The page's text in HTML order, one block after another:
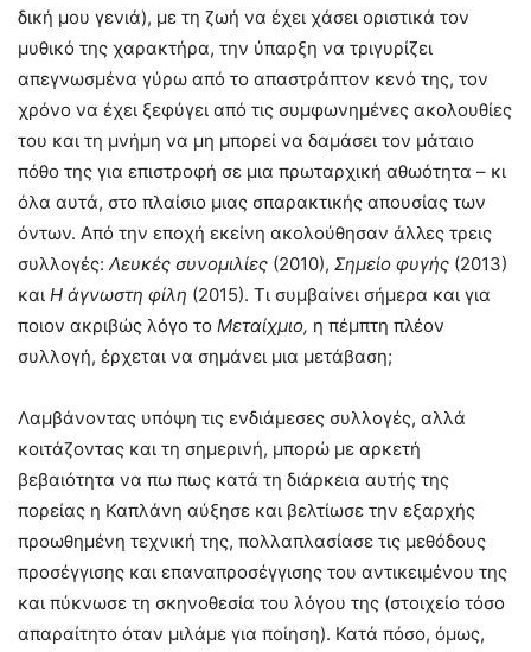
δική μου γενιά), με τη ζωή να έχει χάσει οριστικά τον
μυθικό της χαρακτήρα, την ύπαρξη να τριγυρίζει
απεγνωσμένα γύρω από το απαστράπτον κενό της, τον
χρόνο να έχει ξεφύγει από τις συμφωνημένες ακολουθίες
του και τη μνήμη να μη μπορεί να δαμάσει τον μάταιο
πόθο της για επιστροφή σε μια πρωταρχική αθωότητα – κι
όλα αυτά, στο πλαίσιο μιας σπαρακτικής απουσίας των
όντων. Από την εποχή εκείνη ακολούθησαν άλλες τρεις
συλλογές: Λευκές συνομιλίες (2010), Σημείο φυγής (2013)
και Η άγνωστη φίλη (2015). Τι συμβαίνει σήμερα και για
ποιον ακριβώς λόγο το Μεταίχμιο, η πέμπτη πλέον
συλλογή, έρχεται να σημάνει μια μετάβαση;
Λαμβάνοντας υπόψη τις ενδιάμεσες συλλογές, αλλά
κοιτάζοντας και τη σημερινή, μπορώ με αρκετή
βεβαιότητα να πω πως κατά τη διάρκεια αυτής της
πορείας η Καπλάνη αύξησε και βελτίωσε την εξαρχής
προωθημένη τεχνική της, πολλαπλασίασε τις μεθόδους
προσέγγισης και επαναπροσέγγισης του αντικειμένου της
και πύκνωσε τη σκηνοθεσία του λόγου της (στοιχείο τόσο
απαραίτητο όταν μιλάμε για ποίηση). Κατά πόσο, όμως,